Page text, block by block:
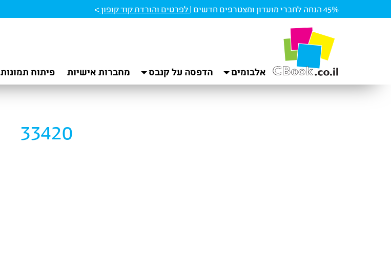
45% הנחה לחברי מועדון ומצטרפים חדשים | לפרטים והורדת קוד קופון>
אלבומים הדפסה על קנבס מחברות אישיות פיתוח תמונות
33420